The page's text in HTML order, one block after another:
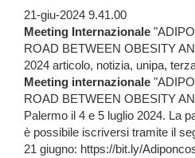
21-giu-2024 9.41.00
Meeting Internazionale
ROAD BETWEEN OBESITY
2024 articolo, notizia, unipa,
Meeting internazionale
ROAD BETWEEN OBESITY
Palermo il 4 e 5 luglio 2024. La
è possibile iscriversi tramite il
21 giugno: https://bit.ly/